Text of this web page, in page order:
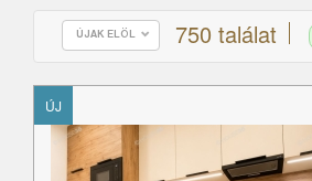
ÚJAK ELÖL 750 találat
ÚJ